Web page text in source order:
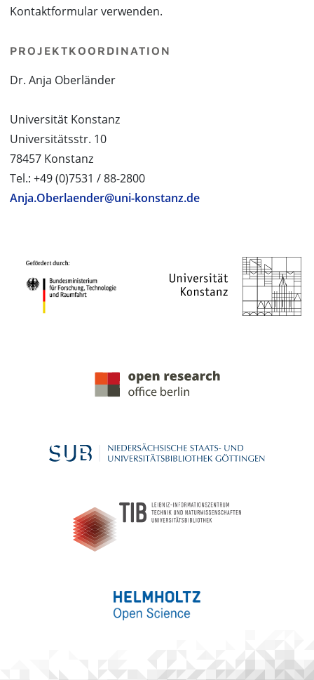
Kontaktformular verwenden.
PROJEKTKOORDINATION
Dr. Anja Oberländer
Universität Konstanz
Universitätsstr. 10
78457 Konstanz
Tel.: +49 (0)7531 / 88-2800
Anja.Oberlaender@uni-konstanz.de